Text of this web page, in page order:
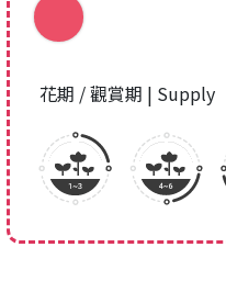
花期 / 觀賞期 | Supply